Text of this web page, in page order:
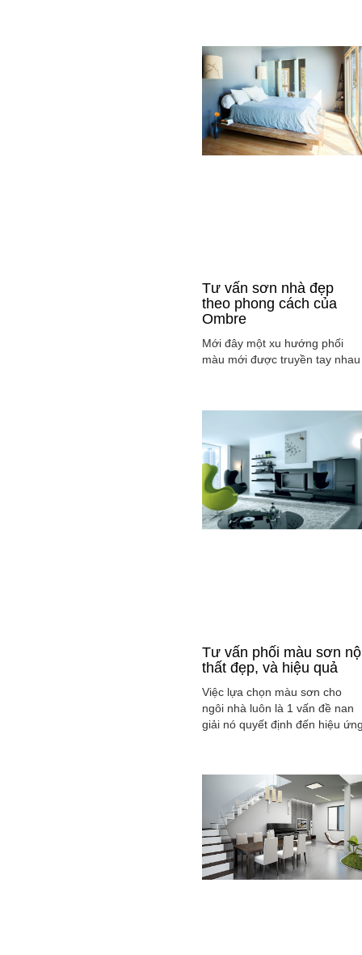
Tư vấn sơn nhà đẹp
theo phong cách của
Ombre
Mới đây một xu hướng phối
màu mới được truyền tay nhau
Ombre, cách phối màu sắc tinh
tế sao cho màu sắc chuyển
từ tông nhạt sang đậm, từ
sang tối hay ngược lại. Cùng
tìm hiểu phong các này qua
việc ...
Tư vấn phối màu sơn
thất đẹp, và hiệu quả
Việc lựa chọn màu sơn cho
ngôi nhà luôn là 1 vấn đề nan
giải nó quyết định đến hiệu
của gia đình bạn.